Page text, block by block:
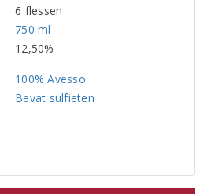
6 flessen
750 ml
12,50%
100% Avesso
Bevat sulfieten